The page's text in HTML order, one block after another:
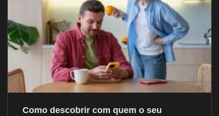
Como descobrir com quem o seu